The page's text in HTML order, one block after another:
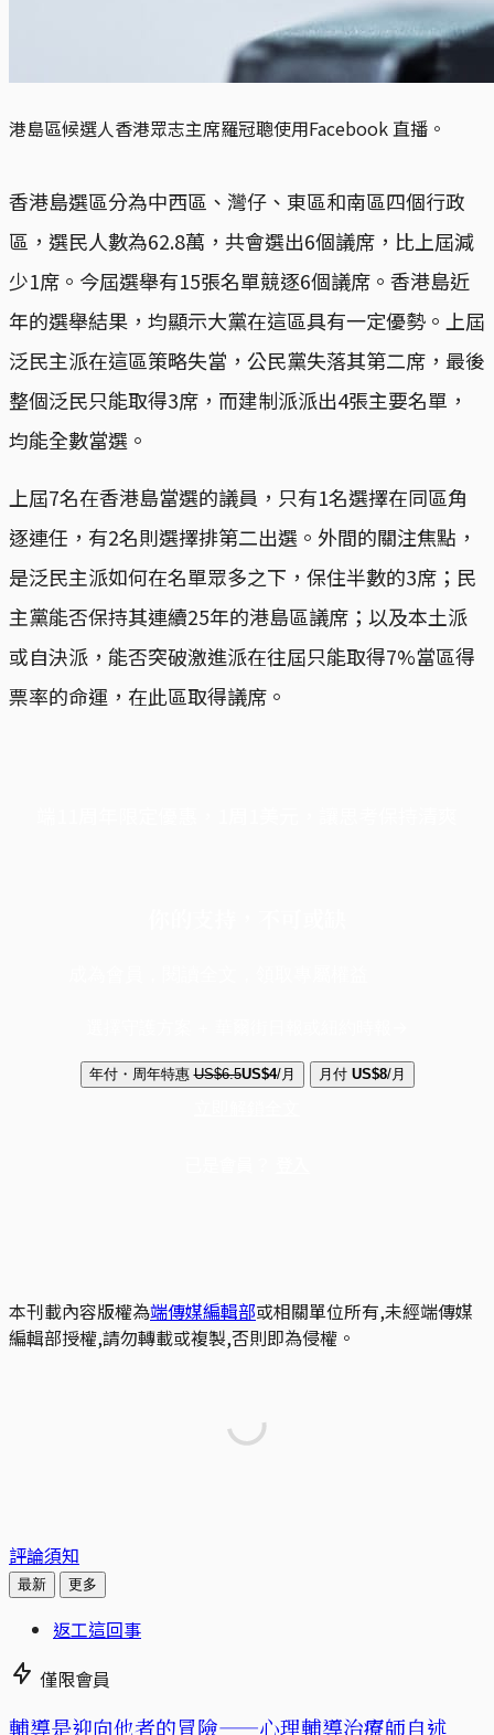
港島區候選人香港眾志主席羅冠聰使用Facebook 直播。
香港島選區分為中西區、灣仔、東區和南區四個行政
區，選民人數為62.8萬，共會選出6個議席，比上屆減
少1席。今屆選舉有15張名單競逐6個議席。香港島近
年的選舉結果，均顯示大黨在這區具有一定優勢。上屆
泛民主派在這區策略失當，公民黨失落其第二席，最後
整個泛民只能取得3席，而建制派派出4張主要名單，
均能全數當選。
上屆7名在香港島當選的議員，只有1名選擇在同區角
逐連任，有2名則選擇排第二出選。外間的關注焦點，
是泛民主派如何在名單眾多之下，保住半數的3席；民
主黨能否保持其連續25年的港島區議席；以及本土派
或自決派，能否突破激進派在往屆只能取得7%當區得
票率的命運，在此區取得議席。
年付・周年特惠 US$6.5US$4/月 月付 US$8/月
本刊載內容版權為端傳媒編輯部或相關單位所有,未經端傳媒
編輯部授權,請勿轉載或複製,否則即為侵權。
評論須知
最新 更多
返工這回事
僅限會員
輔導是迎向他者的冒險——心理輔導治療師自述